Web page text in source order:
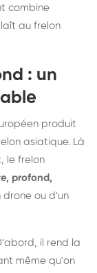
combine
au frelon
: un
produit
asiatique. Là
le frelon
profond,
drone ou d'un
il rend la
même qu'on